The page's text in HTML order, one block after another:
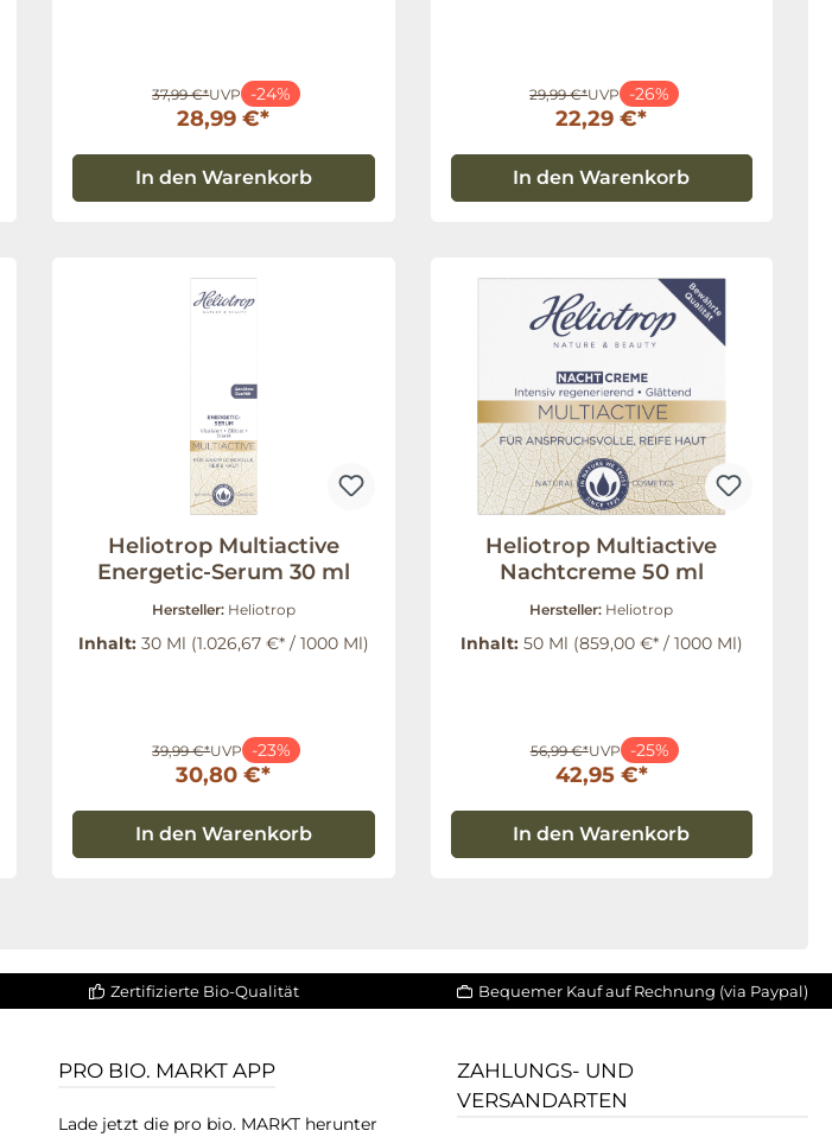
37,99 €*UVP -24%
28,99 €*
In den Warenkorb
29,99 €*UVP -26%
22,29 €*
In den Warenkorb
Heliotrop Multiactive
Energetic-Serum 30 ml
Hersteller: Heliotrop
Inhalt: 30 Ml (1.026,67 €* / 1000 Ml)
39,99 €*UVP -23%
30,80 €*
In den Warenkorb
Heliotrop Multiactive
Nachtcreme 50 ml
Hersteller: Heliotrop
Inhalt: 50 Ml (859,00 €* / 1000 Ml)
56,99 €*UVP -25%
42,95 €*
In den Warenkorb
Zertifizierte Bio-Qualität Bequemer Kauf auf Rechnung (via Paypal)
PRO BIO. MARKT APP
Lade jetzt die pro bio. MARKT herunter
ZAHLUNGS- UND
VERSANDARTEN